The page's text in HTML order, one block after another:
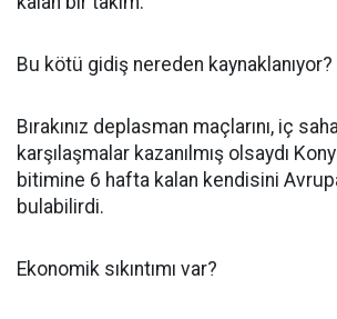
Bu kötü gidiş nereden kaynaklanıyor?
Bırakınız deplasman maçlarını, iç
karşılaşmalar kazanılmış olsaydı
bitimine 6 hafta kalan kendisini
bulabilirdi.
Ekonomik sıkıntımı var?